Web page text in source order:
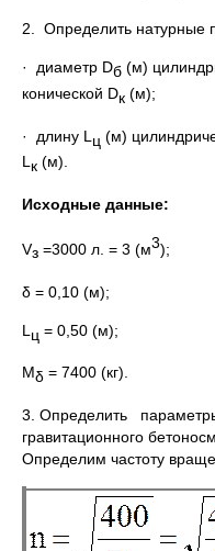
2. Опpеделить натуpные
· диаметp Dб (м)
конической Dк (м);
· длину L ц (м)
Lк (м).
Исходные данные:
Vз =3000 л. = 3 (м3);
δ = 0,10 (м);
L ц = 0,50 (м);
Мδ = 7400 (кг).
3. Определить
гравитационного
Определим частоту